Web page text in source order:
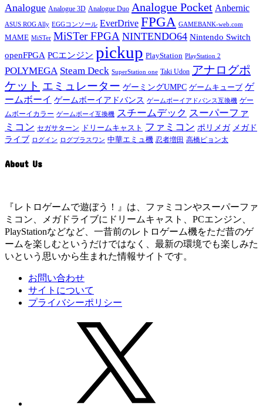
Analogue Analogue 3D Analogue Duo Analogue Pocket Anbernic
ASUS ROG Ally EGGコンソール EverDrive FPGA GAMEBANK-web.com
MAME MiSTer MiSTer FPGA NINTENDO64 Nintendo Switch
openFPGA PCエンジン pickup PlayStation PlayStation 2
POLYMEGA Steam Deck SuperStation one Taki Udon アナログポ
ケット エミュレーター ゲーミングUMPC ゲームキューブ ゲ
ームボーイ ゲームボーイアドバンス ゲームボーイアドバンス互換機 ゲー
ムボーイカラー ゲームボーイ互換機 スチームデック スーパーファ
ミコン セガサターン ドリームキャスト ファミコン ポリメガ メガド
ライブ ログイン ログプラスワン 中華エミュ機 忍者増田 高橋ピョン太
About Us
『レトロゲームで遊ぼう！』は、ファミコンやスーパーファ
ミコン、メガドライブにドリームキャスト、PCエンジン、
PlayStationなどなど、一昔前のレトロゲーム機をただ昔のゲ
ームを楽しむというだけではなく、最新の環境でも楽しみた
いという思いから生まれた情報サイトです。
お問い合わせ
サイトについて
プライバシーポリシー